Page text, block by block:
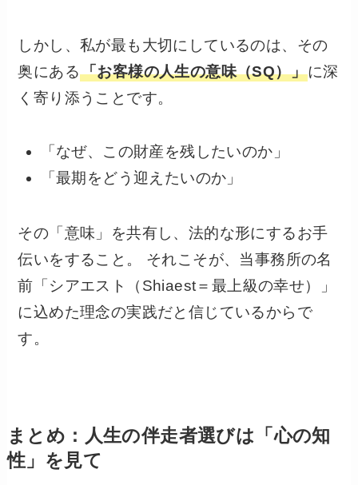
しかし、私が最も大切にしているのは、その
奥にある「お客様の人生の意味（SQ）」に深
く寄り添うことです。
「なぜ、この財産を残したいのか」
「最期をどう迎えたいのか」
その「意味」を共有し、法的な形にするお手
伝いをすること。 それこそが、当事務所の名
前「シアエスト（Shiaest＝最上級の幸せ）」
に込めた理念の実践だと信じているからで
す。
まとめ：人生の伴走者選びは「心の知
性」を見て